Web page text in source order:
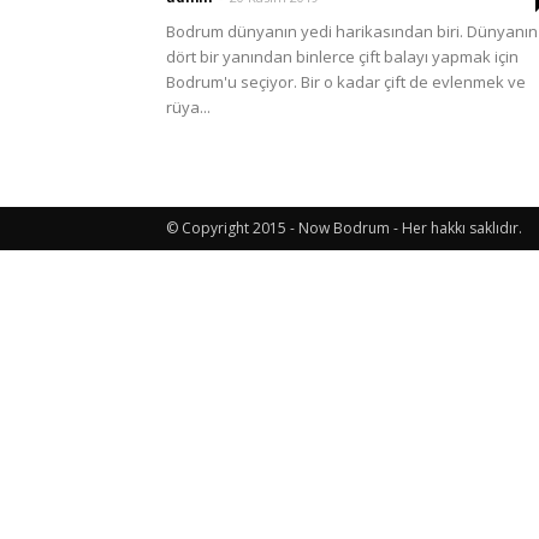
Etkinlik
Bodrum dünyanın yedi harikasından biri. Dünyanın
dört bir yanından binlerce çift balayı yapmak için
Bodrum'u seçiyor. Bir o kadar çift de evlenmek ve
rüya...
© Copyright 2015 - Now Bodrum - Her hakkı saklıdır.